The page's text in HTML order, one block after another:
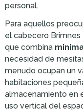
personal.
Para aquellos
el cabecero Brimnes
que combina
necesidad de
menudo ocupan un
habitaciones
almacenamiento en
uso vertical del